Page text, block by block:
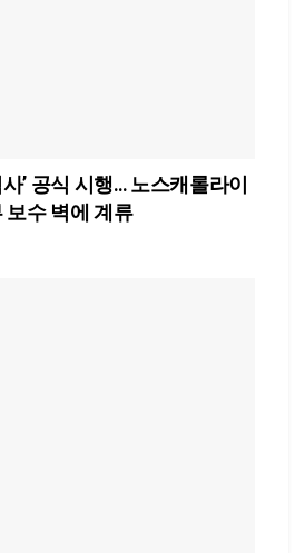
’ 공식 시행… 노스캐롤라이
보수 벽에 계류